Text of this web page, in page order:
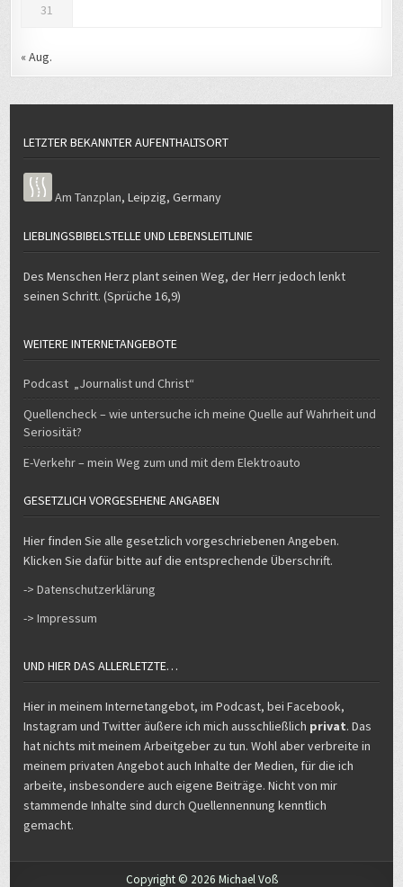
31
« Aug.
LETZTER BEKANNTER AUFENTHALTSORT
Am Tanzplan,Leipzig,Germany
LIEBLINGSBIBELSTELLE UND LEBENSLEITLINIE
Des Menschen Herz plant seinen Weg, der Herr jedoch lenkt
seinen Schritt. (Sprüche 16,9)
WEITERE INTERNETANGEBOTE
Podcast „Journalist und Christ“
Quellencheck – wie untersuche ich meine Quelle auf Wahrheit und
Seriosität?
E-Verkehr – mein Weg zum und mit dem Elektroauto
GESETZLICH VORGESEHENE ANGABEN
Hier finden Sie alle gesetzlich vorgeschriebenen Angeben.
Klicken Sie dafür bitte auf die entsprechende Überschrift.
-> Datenschutzerklärung
-> Impressum
UND HIER DAS ALLERLETZTE…
Hier in meinem Internetangebot, im Podcast, bei Facebook,
Instagram und Twitter äußere ich mich ausschließlich privat. Das
hat nichts mit meinem Arbeitgeber zu tun. Wohl aber verbreite in
meinem privaten Angebot auch Inhalte der Medien, für die ich
arbeite, insbesondere auch eigene Beiträge. Nicht von mir
stammende Inhalte sind durch Quellennennung kenntlich
gemacht.
Copyright © 2026 Michael Voß